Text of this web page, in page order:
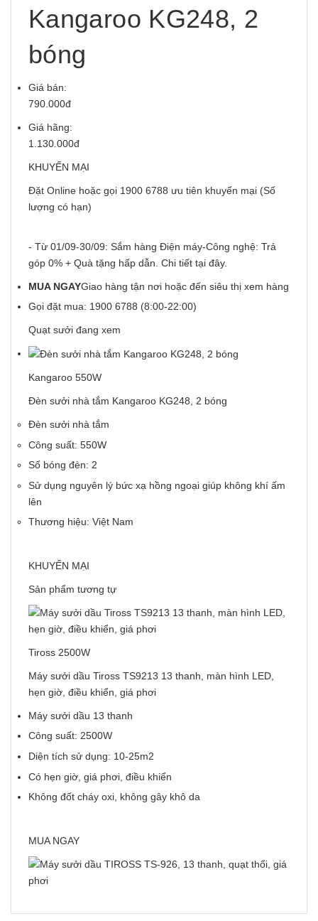
Kangaroo KG248, 2
bóng
Giá bán:
790.000đ
Giá hãng:
1.130.000đ
KHUYẾN MẠI
Đặt Online hoặc gọi 1900 6788 ưu tiên khuyến mại (Số
lượng có hạn)
- Từ 01/09-30/09: Sắm hàng Điện máy-Công nghệ: Trả
góp 0% + Quà tặng hấp dẫn. Chi tiết tại đây.
MUA NGAYGiao hàng tận nơi hoặc đến siêu thị xem hàng
Gọi đặt mua: 1900 6788 (8:00-22:00)
Quạt sưởi đang xem
Kangaroo 550W
Đèn sưởi nhà tắm Kangaroo KG248, 2 bóng
Đèn sưởi nhà tắm
Công suất: 550W
Số bóng đèn: 2
Sử dụng nguyên lý bức xạ hồng ngoại giúp không khí ấm
lên
Thương hiệu: Việt Nam
KHUYẾN MẠI
Sản phẩm tương tự
Tiross 2500W
Máy sưởi dầu Tiross TS9213 13 thanh, màn hình LED,
hẹn giờ, điều khiển, giá phơi
Máy sưởi dầu 13 thanh
Công suất: 2500W
Diện tích sử dụng: 10-25m2
Có hẹn giờ, giá phơi, điều khiển
Không đốt cháy oxi, không gây khô da
MUA NGAY